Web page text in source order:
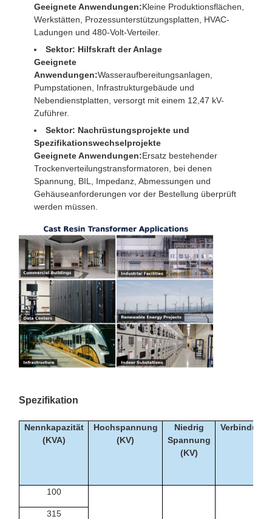
Geeignete Anwendungen:Kleine Produktionsflächen,
Werkstätten, Prozessunterstützungsplatten, HVAC-
Ladungen und 480-Volt-Verteiler.
Sektor: Hilfskraft der Anlage
Geeignete
Anwendungen:Wasseraufbereitungsanlagen,
Pumpstationen, Infrastrukturgebäude und
Nebendienstplatten, versorgt mit einem 12,47 kV-
Zuführer.
Sektor: Nachrüstungsprojekte und
Spezifikationswechselprojekte
Geeignete Anwendungen:Ersatz bestehender
Trockenverteilungstransformatoren, bei denen
Spannung, BIL, Impedanz, Abmessungen und
Gehäuseanforderungen vor der Bestellung überprüft
werden müssen.
Spezifikation
Nennkapazität
(KVA)
Hochspannung
(KV)
Niedrig
Spannung
(KV)
100
315